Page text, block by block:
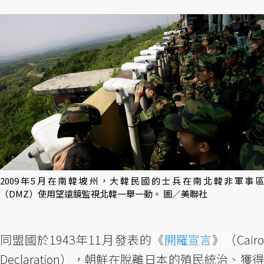
2009年5月在南韓坡州，大韓民國的士兵在南北韓非軍事區
（DMZ）使用望遠鏡監視北韓一舉一動。 圖／美聯社
同盟國於1943年11月發表的《開羅宣言》（Cairo
Declaration），朝鮮在脫離日本的殖民統治、獲得